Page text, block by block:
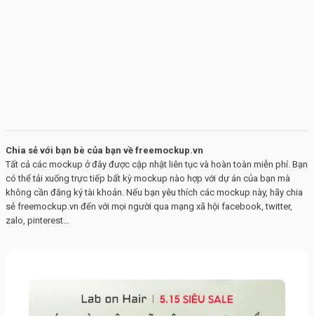
Chia sẻ với bạn bè của bạn về freemockup.vn
Tất cả các mockup ở đây được cập nhật liên tục và hoàn toàn miễn phí. Bạn
có thể tải xuống trực tiếp bất kỳ mockup nào hợp với dự án của bạn mà
không cần đăng ký tài khoản. Nếu bạn yêu thích các mockup này, hãy chia
sẻ freemockup.vn đến với mọi người qua mạng xã hội facebook, twitter,
zalo, pinterest…